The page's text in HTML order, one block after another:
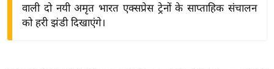
वाली दो नयी अमृत भारत एक्सप्रेस ट्रेनों के साप्ताहिक संचालन
को हरी झंडी दिखाएंगे।